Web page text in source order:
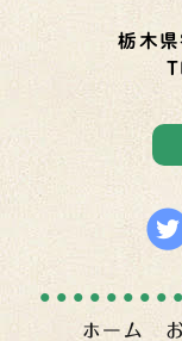
栃木
ホーム